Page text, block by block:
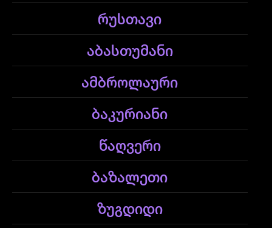
რუსთავი
აბასთუმანი
ამბროლაური
ბაკურიანი
წაღვერი
ბაზალეთი
ზუგდიდი